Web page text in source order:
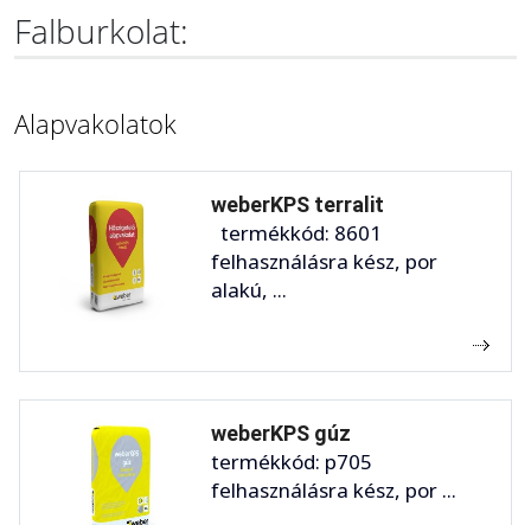
Falburkolat:
Alapvakolatok
weberKPS terralit
termékkód: 8601
felhasználásra kész, por
alakú, ...
weberKPS gúz
termékkód: p705
felhasználásra kész, por ...